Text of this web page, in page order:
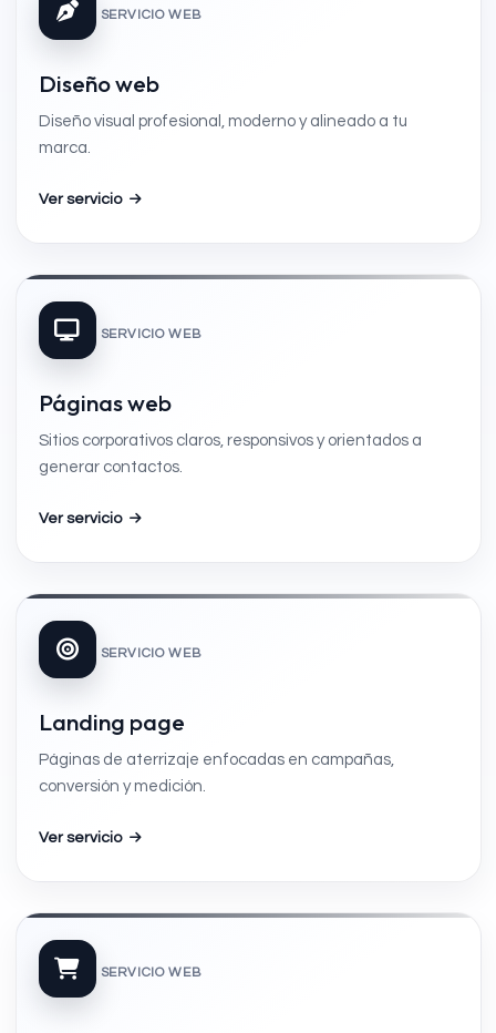
SERVICIO WEB
Diseño web
Diseño visual profesional, moderno y alineado a tu
marca.
Ver servicio
SERVICIO WEB
Páginas web
Sitios corporativos claros, responsivos y orientados a
generar contactos.
Ver servicio
SERVICIO WEB
Landing page
Páginas de aterrizaje enfocadas en campañas,
conversión y medición.
Ver servicio
SERVICIO WEB